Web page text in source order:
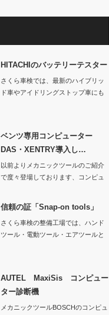
HITACHIのバッテリーテスター
さくら車検では、最新のハイブリッ
ド車やアイドリングストップ車にも
ベンツ専用コンピューター
DAS・XENTRY導入し…
以前よりメカニックツールのご紹介
で度々登場しております、コンピュ
信頼の証「Snap-on tools」
さくら車検の整備工場では、ハンド
ツール・電動ツール・エアツールと
AUTEL MaxiSis コンピュー
ター診断機
メカニックツールBOSCHのコンピュ